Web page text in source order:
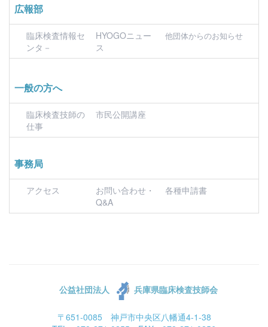
広報部
臨床検査情報セ
ンタ－
HYOGOニュー
ス
他団体からのお知らせ
一般の方へ
臨床検査技師の
仕事
市民公開講座
事務局
アクセス
お問い合わせ・
Q&A
各種申請書
公益社団法人 兵庫県臨床検査技師会
〒651-0085 神戸市中央区八幡通4-1-38